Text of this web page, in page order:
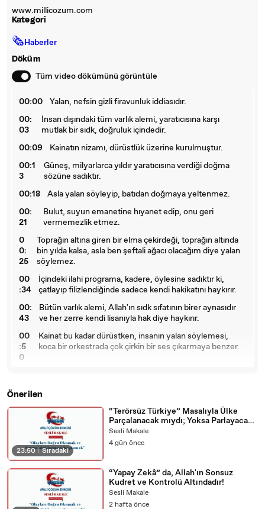
www.millicozum.com
Kategori
🗞Haberler
Döküm
Tüm video dökümünü görüntüle
00:00
Yalan, nefsin gizli firavunluk iddiasıdır.
00:
03
İnsan dışındaki tüm varlık alemi, yaratıcısına karşı
mutlak bir sıdk, doğruluk içindedir.
00:09
Kainatın nizamı, dürüstlük üzerine kurulmuştur.
00:1
3
Güneş, milyarlarca yıldır yaratıcısına verdiği doğma
sözüne sadıktır.
00:18
Asla yalan söyleyip, batıdan doğmaya yeltenmez.
00:
21
Bulut, suyun emanetine hıyanet edip, onu geri
vermemezlik etmez.
0
0:
25
Toprağın altına giren bir elma çekirdeği, toprağın altında
bin yılda kalsa, asla ben şeftali ağacı olacağım diye yalan
söylemez.
00
:34
İçindeki ilahi programa, kadere, öylesine sadıktır ki,
çatlayıp filizlendiğinde sadece kendi hakikatını haykırır.
00:
43
Bütün varlık alemi, Allah'ın sıdk sıfatının birer aynasıdır
ve her zerre kendi lisanıyla hak diye haykırır.
00
:5
0
Kainat bu kadar dürüstken, insanın yalan söylemesi,
koca bir orkestrada çok çirkin bir ses çıkarmaya benzer.
Bu yüzden iç dünyasında huzursuzluk başlar.
01:1
0
Çünkü ruhu, kainatın o muazzam dürüstlük ritminden
kopmuştur.
01:1
İnsan da, içindeki eşrefi mahlukat çekirdeğine sadık
kalmalıdır.
Yalan, bu çekirdeği çürüten bir asittir.
Önerilen
23:50 | Sıradaki
“Terörsüz Türkiye” Masalıyla Ülke
Parçalanacak mıydı; Yoksa Parlayacak
mıydı?
Sesli Makale
4 gün önce
“Yapay Zekâ” da, Allah'ın Sonsuz
Kudret ve Kontrolü Altındadır!
Sesli Makale
2 hafta önce